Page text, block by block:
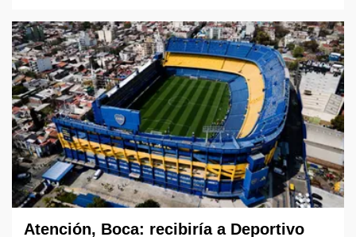
Atención, Boca: recibiría a Deportivo